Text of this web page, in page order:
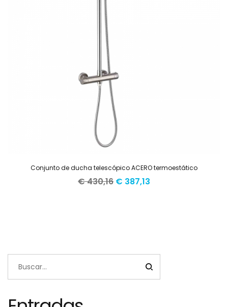
Conjunto de ducha telescópico ACERO termoestático
€430,16 El
€ 387,13